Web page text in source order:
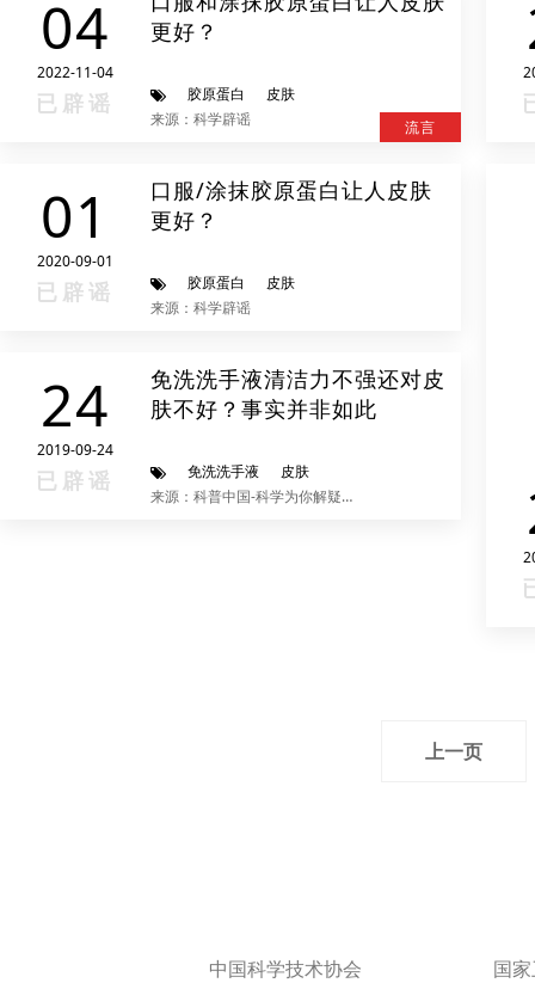
04
2022-11-04
已辟谣
更好？
胶原蛋白
皮肤
来源：科学辟谣
流言
01
2020-09-01
已辟谣
口服/涂抹胶原蛋白让人皮肤
更好？
胶原蛋白
皮肤
来源：科学辟谣
24
2019-09-24
已辟谣
免洗洗手液清洁力不强还对皮
肤不好？事实并非如此
免洗洗手液
皮肤
来源：科普中国-科学为你解疑释惑
上一页
中国科学技术协会 国